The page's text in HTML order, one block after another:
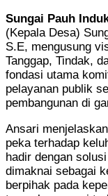
Sungai Pauh
(Kepala Desa)
S.E, mengusung
Tanggap, Tindak,
fondasi utama
pelayanan publik
pembangunan di
Ansari
peka terhadap
hadir dengan
dimaknai sebagai
berpihak pada